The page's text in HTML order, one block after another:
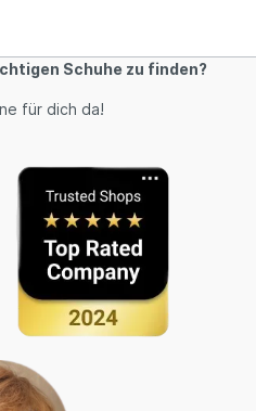
Schuhe zu finden?
für dich da!